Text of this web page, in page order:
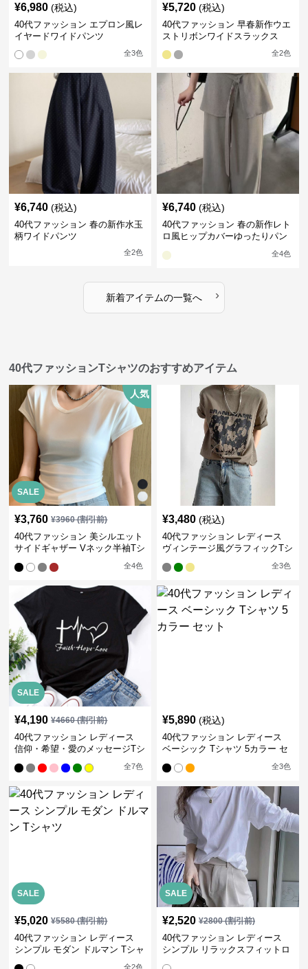
¥6,980 (税込)
40代ファッション エプロン風レ
イヤードワイドパンツ
全3色
¥5,720 (税込)
40代ファッション 早春新作ウエ
ストリボンワイドスラックス
全2色
¥6,740 (税込)
40代ファッション 春の新作水玉
柄ワイドパンツ
全2色
¥6,740 (税込)
40代ファッション 春の新作レト
ロ風ヒップカバーゆったりパン
全4色
新着アイテムの一覧へ ›
40代ファッションTシャツのおすすめアイテム
SALE
人気
¥3,760 ¥3960(割引前)
40代ファッション 美シルエット
サイドギャザー Vネック半袖Tシ
全4色
¥3,480 (税込)
40代ファッション レディース
ヴィンテージ風グラフィックTシ
全3色
SALE
¥4,190 ¥4660(割引前)
40代ファッション レディース
信仰・希望・愛のメッセージTシ
全7色
¥5,890 (税込)
40代ファッション レディース
ベーシック Tシャツ 5カラー セ
全3色
SALE
¥5,020 ¥5580(割引前)
40代ファッション レディース
シンプル モダン ドルマン Tシャ
全2色
SALE
¥2,520 ¥2800(割引前)
40代ファッション レディース
シンプル リラックスフィットロ